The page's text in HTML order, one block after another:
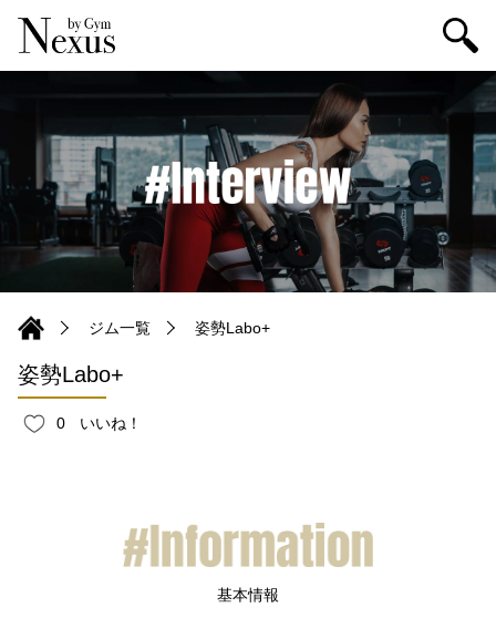
ジム一覧 姿勢Labo+
姿勢Labo+
0 いいね！